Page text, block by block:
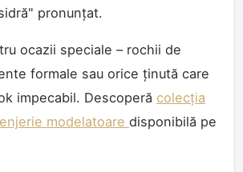
pronunțat.
ocazii speciale – rochii de
formale sau orice ținută care
impecabil. Descoperă colecția
modelatoare disponibilă pe